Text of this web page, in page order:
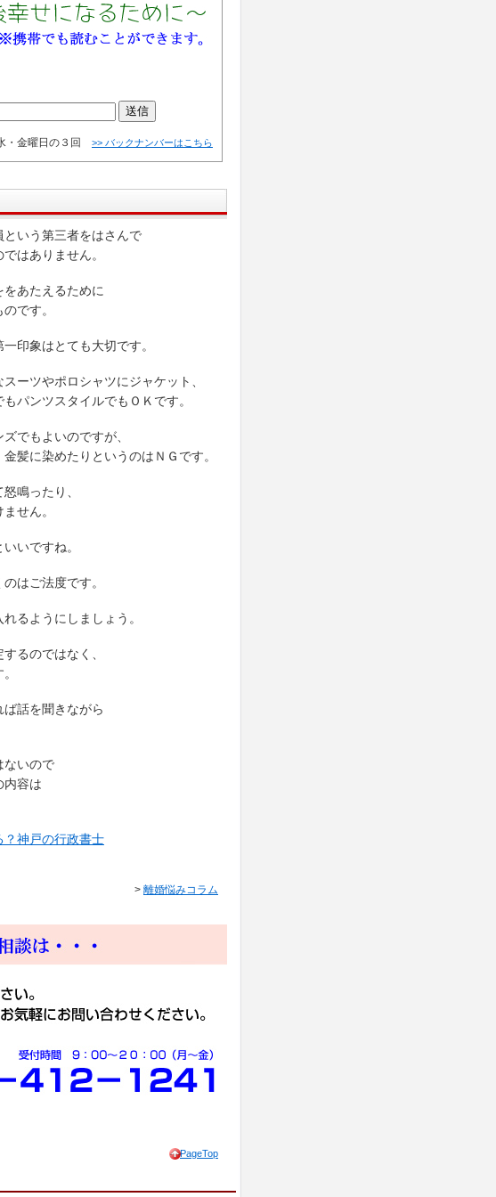
・金曜日の３回 >> バックナンバーはこちら
いう第三者をはさんで
はありません。
あたえるために
です。
印象はとても大切です。
ーツやポロシャツにジャケット、
パンツスタイルでもＯＫです。
でもよいのですが、
髪に染めたりというのはＮＧです。
鳴ったり、
せん。
いですね。
はご法度です。
るようにしましょう。
るのではなく、
話を聞きながら
ないので
内容は
？神戸の行政書士
> 離婚悩みコラム
PageTop